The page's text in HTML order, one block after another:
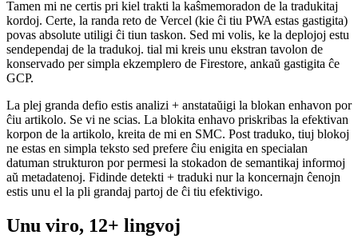
povas telefoni la tradukojn por ĉiu paĝo laŭpete, kio faciligas
planadon sufiĉe multe, ĉar neniu sola deplojo kun ĉiuj tradukoj
samtempe devas esti plenumita.
Tamen mi ne certis pri kiel trakti la kaŝmemoradon de la tradukitaj
kordoj. Certe, la randa reto de Vercel (kie ĉi tiu PWA estas gastigita)
sendependaj de la tradukoj. tial mi kreis unu ekstran tavolon de
konservado per simpla ekzemplero de Firestore, ankaŭ gastigita ĉe
GCP.
La plej granda defio estis analizi + anstataŭigi la blokan enhavon por
ĉiu artikolo. Se vi ne scias. La blokita enhavo priskribas la efektivan
korpon de la artikolo, kreita de mi en SMC. Post traduko, tiuj blokoj
datuman strukturon por permesi la stokadon de semantikaj informoj
aŭ metadatenoj. Fidinde detekti + traduki nur la koncernajn ĉenojn